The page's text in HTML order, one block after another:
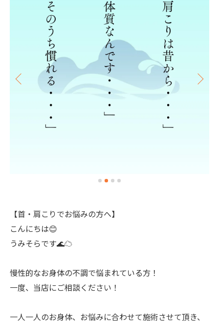
【首・肩こりでお悩みの方へ】
こんにちは😊
うみそらです🌊☁
慢性的なお身体の不調で悩まれている方！
一度、当店にご相談ください！
一人一人のお身体、お悩みに合わせて施術させて頂き、